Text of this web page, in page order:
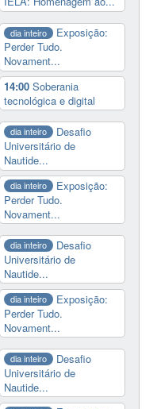
dia inteiro
Exposição:
Perder Tudo.
Novament...
14:00Soberania
tecnológica e digital
dia inteiro
Desafio
Universitário de
Nautide...
dia inteiro
Exposição:
Perder Tudo.
Novament...
dia inteiro
Desafio
Universitário de
Nautide...
dia inteiro
Exposição:
Perder Tudo.
Novament...
dia inteiro
Desafio
Universitário de
Nautide...